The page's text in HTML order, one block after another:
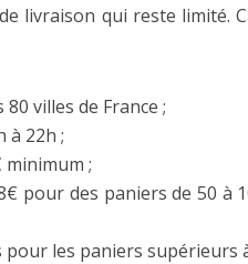
livraison qui reste limité.
villes de France ;
à 22h ;
minimum ;
pour des paniers de 50 à
les paniers supérieurs